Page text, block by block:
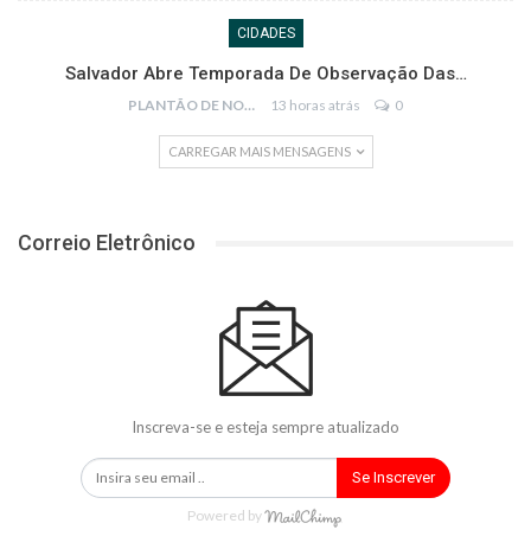
CIDADES
Salvador Abre Temporada De Observação Das…
PLANTÃO DE NOTÍCIAS 13 horas atrás 0
CARREGAR MAIS MENSAGENS
Correio Eletrônico
Inscreva-se e esteja sempre atualizado
Se Inscrever
Powered by